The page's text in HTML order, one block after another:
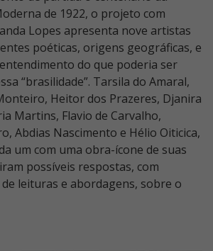
de 1922, o projeto com
Lopes apresenta nove artistas
poéticas, origens geográficas, e
do que poderia ser
“brasilidade”. Tarsila do Amaral,
Heitor dos Prazeres, Djanira
Martins, Flavio de Carvalho,
Abdias Nascimento e Hélio Oiticica,
um com uma obra-ícone de suas
possíveis respostas, com
leituras e abordagens, sobre o